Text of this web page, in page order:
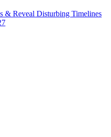
& Reveal Disturbing Timelines